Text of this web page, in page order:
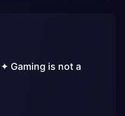
✦ Gaming is not a